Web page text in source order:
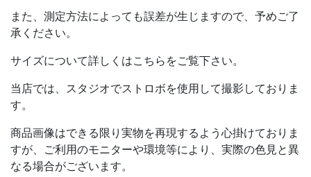
また、測定方法によっても誤差が生じますので、予めご了
承ください。
サイズについて詳しくはこちらをご覧下さい。
当店では、スタジオでストロボを使用して撮影しておりま
す。
商品画像はできる限り実物を再現するよう心掛けておりま
すが、ご利用のモニターや環境等により、実際の色見と異
なる場合がございます。